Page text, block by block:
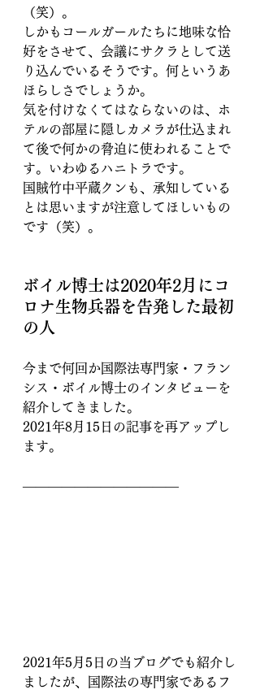
（笑）。
しかもコールガールたちに地味な恰
好をさせて、会議にサクラとして送
り込んでいるそうです。何というあ
ほらしさでしょうか。
気を付けなくてはならないのは、ホ
テルの部屋に隠しカメラが仕込まれ
て後で何かの脅迫に使われることで
す。いわゆるハニトラです。
国賊竹中平蔵クンも、承知している
とは思いますが注意してほしいもの
です（笑）。
ボイル博士は2020年2月にコ
ロナ生物兵器を告発した最初
の人
今まで何回か国際法専門家・フラン
シス・ボイル博士のインタビューを
紹介してきました。
2021年8月15日の記事を再アップし
ます。
――――――――――――
2021年5月5日の当ブログでも紹介し
ましたが、国際法の専門家であるフ